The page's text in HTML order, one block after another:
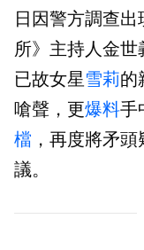
日因警方調查
所》主持人金世
已故女星雪莉的
嗆聲，更爆料手
檔 ，再度將矛
議。